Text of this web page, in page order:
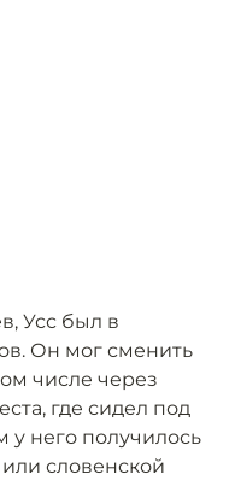
Усс был в
Он мог сменить
числе через
где сидел под
него получилось
словенской